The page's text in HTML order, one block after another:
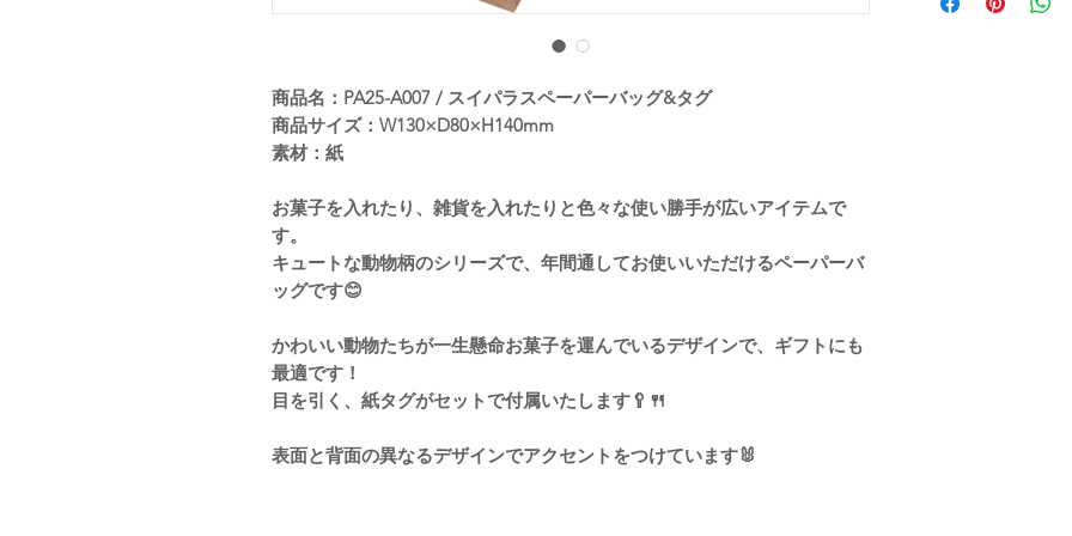
商品名：PA25-A007 / スイパラスペーパーバッグ&タグ
商品サイズ：W130×D80×H140mm
素材：紙
お菓子を入れたり、雑貨を入れたりと色々な使い勝手が広いアイテムで
す。
キュートな動物柄のシリーズで、年間通してお使いいただけるペーパーバ
ッグです😊
かわいい動物たちが一生懸命お菓子を運んでいるデザインで、ギフトにも
最適です！
目を引く、紙タグがセットで付属いたします🥄🍴
表面と背面の異なるデザインでアクセントをつけています🐰
商品交換を承らせて